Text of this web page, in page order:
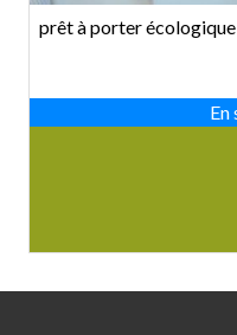
prêt à porter écologique